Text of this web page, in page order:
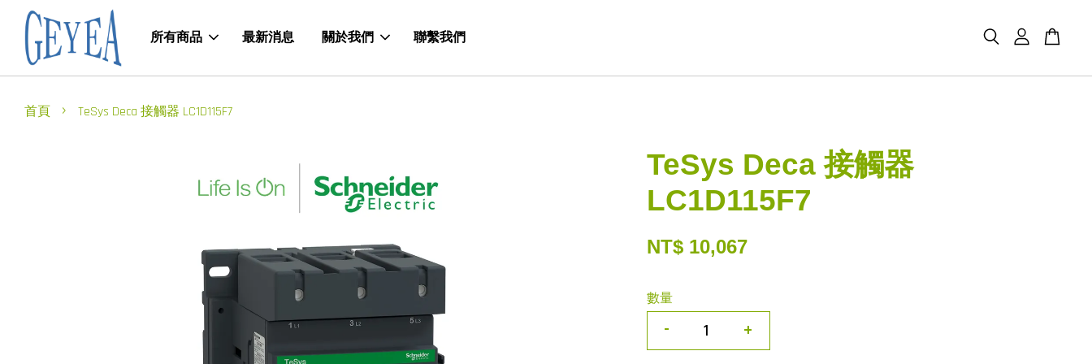
所有商品 最新消息 關於我們 聯繫我們
首頁 › TeSys Deca 接觸器 LC1D115F7
TeSys Deca 接觸器
LC1D115F7
NT$ 10,067
數量
- +